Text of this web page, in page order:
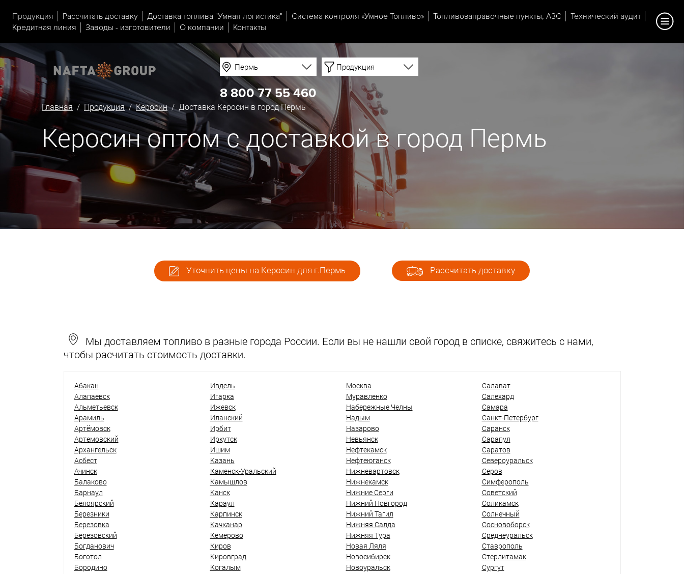
Продукция Рассчитать доставку Доставка топлива "Умная логистика" Система контроля «Умное Топливо» Топливозаправочные пункты, АЗС
Технический аудит
Кредитная линия
Заводы - изготовители О компании Контакты
Пермь Продукция
8 800 77 55 460
Главная / Продукция/Керосин/ Доставка Керосин в город Пермь
Керосин оптом с доставкой в город Пермь
Уточнить цены на Керосин для г.Пермь Рассчитать доставку
Мы доставляем топливо в разные города России. Если вы не нашли свой город в списке, свяжитесь с нами,
чтобы расчитать стоимость доставки.
Абакан
Алапаевск
Альметьевск
Арамиль
Артёмовск
Артемовский
Архангельск
Асбест
Ачинск
Балаково
Барнаул
Белоярский
Березники
Березовка
Березовский
Богданович
Боготол
Бородино
Ивдель
Игарка
Ижевск
Иланский
Ирбит
Иркутск
Ишим
Казань
Каменск-Уральский
Камышлов
Канск
Караул
Карпинск
Качканар
Кемерово
Киров
Кировград
Когалым
Москва
Муравленко
Набережные Челны
Надым
Назарово
Невьянск
Нефтекамск
Нефтеюганск
Нижневартовск
Нижнекамск
Нижние Серги
Нижний Новгород
Нижний Тагил
Нижняя Салда
Нижняя Тура
Новая Ляля
Новосибирск
Новоуральск
Салават
Салехард
Самара
Санкт-Петербург
Саранск
Сарапул
Саратов
Североуральск
Серов
Симферополь
Советский
Соликамск
Солнечный
Сосновоборск
Среднеуральск
Ставрополь
Стерлитамак
Сургут